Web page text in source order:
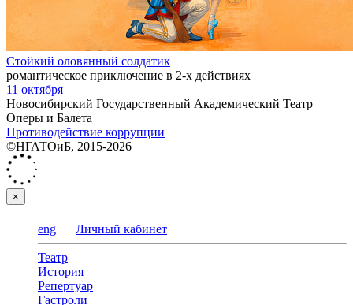
Стойкий оловянный солдатик
романтическое приключение в 2-х действиях
11 октября
Новосибирский Государственный Академический Театр
Оперы и Балета
Противодействие коррупции
©НГАТОиБ, 2015-2026
×
eng Личный кабинет
Театр
История
Репертуар
Гастроли